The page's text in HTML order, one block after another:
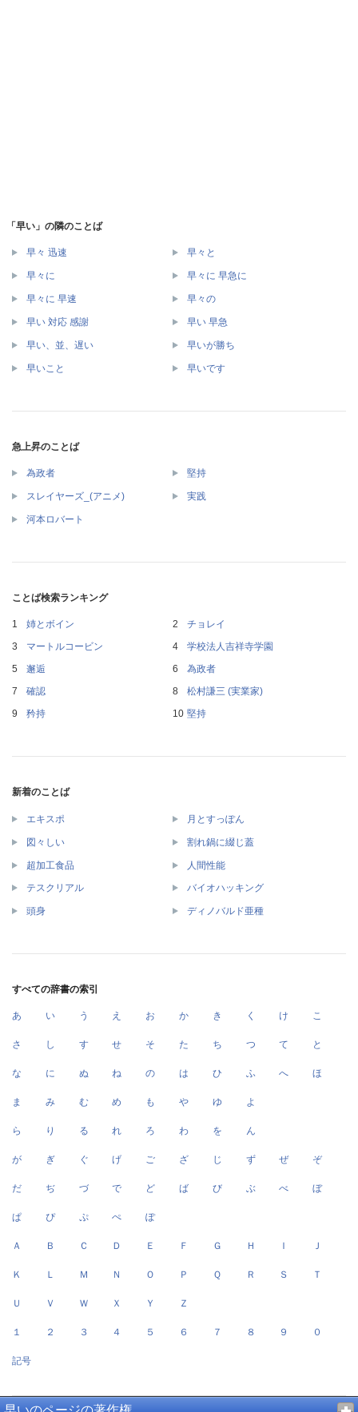
「早い」の隣のことば
早々 迅速 早々と
早々に 早々に 早急に
早々に 早速 早々の
早い 対応 感謝 早い 早急
早い、並、遅い 早いが勝ち
早いこと 早いです
急上昇のことば
為政者 堅持
スレイヤーズ_(アニメ) 実践
河本ロバート
ことば検索ランキング
姉とボイン
チョレイ
マートルコービン
学校法人吉祥寺学園
邂逅
為政者
確認
松村謙三 (実業家)
矜持
堅持
新着のことば
エキスポ 月とすっぽん
図々しい 割れ鍋に綴じ蓋
超加工食品 人間性能
テスクリアル バイオハッキング
頭身 ディノバルド亜種
すべての辞書の索引
あ い う え お か き く け こ
さ し す せ そ た ち つ て と
な に ぬ ね の は ひ ふ へ ほ
ま み む め も や ゆ よ
ら り る れ ろ わ を ん
が ぎ ぐ げ ご ざ じ ず ぜ ぞ
だ ぢ づ で ど ば び ぶ べ ぼ
ぱ ぴ ぷ ぺ ぽ
Ａ Ｂ Ｃ Ｄ Ｅ Ｆ Ｇ Ｈ Ｉ Ｊ
Ｋ Ｌ Ｍ Ｎ Ｏ Ｐ Ｑ Ｒ Ｓ Ｔ
Ｕ Ｖ Ｗ Ｘ Ｙ Ｚ
１ ２ ３ ４ ５ ６ ７ ８ ９ ０
記号